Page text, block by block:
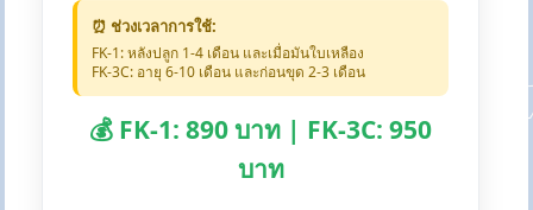
⏰ ช่วงเวลาการใช้:
FK-1: หลังปลูก 1-4 เดือน และเมื่อมันใบเหลือง
FK-3C: อายุ 6-10 เดือน และก่อนขุด 2-3 เดือน
💰 FK-1: 890 บาท | FK-3C: 950
บาท